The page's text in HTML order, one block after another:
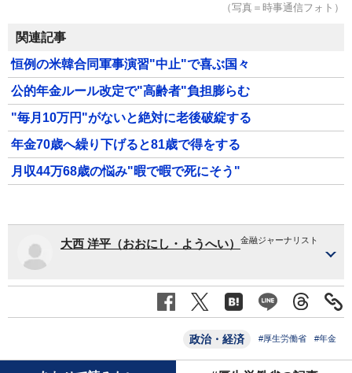
（写真＝時事通信フォト）
関連記事
恒例の米韓合同軍事演習"中止"で喜ぶ国々
公的年金ルール改定で"高齢者"負担膨らむ
"毎月10万円"がないと絶対に老後破綻する
年金70歳へ繰り下げると81歳で得をする
月収44万68歳の悩み"暇で暇で死にそう"
大西 洋平（おおにし・ようへい） 金融ジャーナリスト
政治・経済 #厚生労働省 #年金